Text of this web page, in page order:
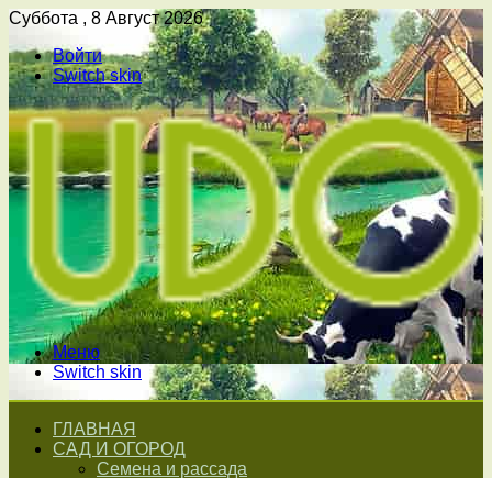
Суббота , 8 Август 2026
Войти
Switch skin
Меню
Switch skin
ГЛАВНАЯ
САД И ОГОРОД
Семена и рассада